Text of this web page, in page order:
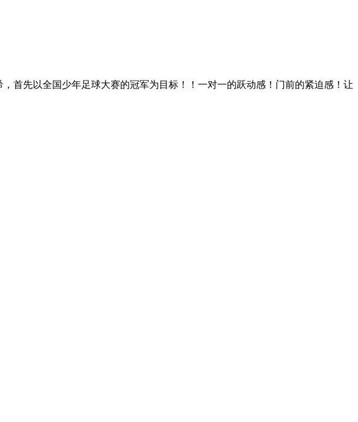
首先以全国少年足球大赛的冠军为目标！！一对一的跃动感！门前的紧迫感！让